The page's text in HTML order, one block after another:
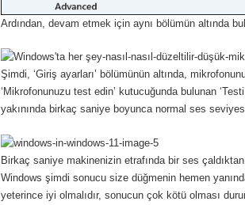
Ardından, devam etmek için aynı bölümün altında
Şimdi, ‘Giriş ayarları’ bölümünün altında,
‘Mikrofonunuzu test edin’ kutucuğunda bulunan
yakınında birkaç saniye boyunca normal ses
Birkaç saniye makinenizin etrafında bir ses
Windows şimdi sonucu size düğmenin hemen
yeterince iyi olmalıdır, sonucun çok kötü olması